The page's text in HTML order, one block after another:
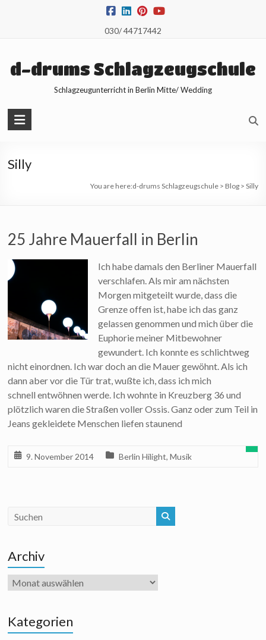
030/ 44717442
d-drums Schlagzeugschule
Schlagzeugunterricht in Berlin Mitte/ Wedding
Silly
You are here:d-drums Schlagzeugschule> Blog> Silly
25 Jahre Mauerfall in Berlin
Ich habe damals den Berliner Mauerfall
verschlafen. Als mir am nächsten
Morgen mitgeteilt wurde, dass die
Grenze offen ist, habe ich das ganz
gelassen genommen und mich über die
Euphorie meiner Mitbewohner
gewundert. Ich konnte es schlichtweg
nicht einordnen. Ich war doch an die Mauer gewöhnt. Als ich
dann aber vor die Tür trat, wußte ich, dass ich mich
schnell entwöhnen werde. Ich wohnte in Kreuzberg 36 und
plötzlich waren die Straßen voller Ossis. Ganz oder zum Teil in
Jeans gekleidete Menschen liefen staunend
9. November 2014 Berlin Hilight,Musik
Archiv
Archiv
Kategorien